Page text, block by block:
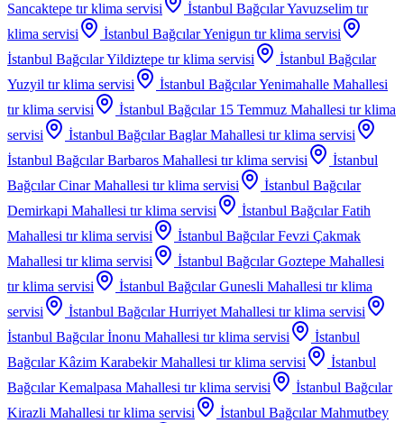
Sancaktepe tır klima servisi İstanbul Bağcılar Yavuzselim tır
klima servisi
İstanbul Bağcılar Yenigun tır klima servisi
İstanbul Bağcılar Yildiztepe tır klima servisi
İstanbul Bağcılar
Yuzyil tır klima servisi
İstanbul Bağcılar Yenimahalle Mahallesi
tır klima servisi
İstanbul Bağcılar 15 Temmuz Mahallesi tır klima
servisi
İstanbul Bağcılar Baglar Mahallesi tır klima servisi
İstanbul Bağcılar Barbaros Mahallesi tır klima servisi
İstanbul
Bağcılar Cinar Mahallesi tır klima servisi
İstanbul Bağcılar
Demirkapi Mahallesi tır klima servisi
İstanbul Bağcılar Fatih
Mahallesi tır klima servisi
İstanbul Bağcılar Fevzi Çakmak
Mahallesi tır klima servisi
İstanbul Bağcılar Goztepe Mahallesi
tır klima servisi
İstanbul Bağcılar Gunesli Mahallesi tır klima
servisi
İstanbul Bağcılar Hurriyet Mahallesi tır klima servisi
İstanbul Bağcılar İnonu Mahallesi tır klima servisi
İstanbul
Bağcılar Kâzim Karabekir Mahallesi tır klima servisi
İstanbul
Bağcılar Kemalpasa Mahallesi tır klima servisi
İstanbul Bağcılar
Kirazli Mahallesi tır klima servisi
İstanbul Bağcılar Mahmutbey